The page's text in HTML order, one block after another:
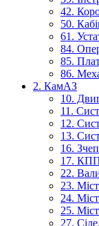
42.
50.
61.
84.
85.
86.
2. КамАЗ
10.
11.
12.
13.
16.
17.
22.
23.
24.
25.
27.